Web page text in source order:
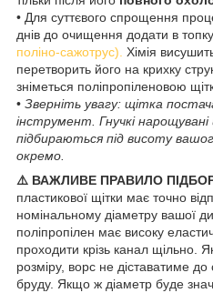
• Для суттєвого спрощення
днів до очищення додати в топку
поліно-сажотрус). Хімія
перетворить його на крихку
зніметься поліпропіленовою
• Зверніть увагу: щітка
інструмент. Гнучкі
підбираються під висоту
окремо.
⚠️ ВАЖЛИВЕ ПРАВИЛО
пластикової щітки має точно
номінальному діаметру вашої
поліпропілен має високу
проходити крізь канал
розміру, ворс не діставатиме
бруду. Якщо ж діаметр буде